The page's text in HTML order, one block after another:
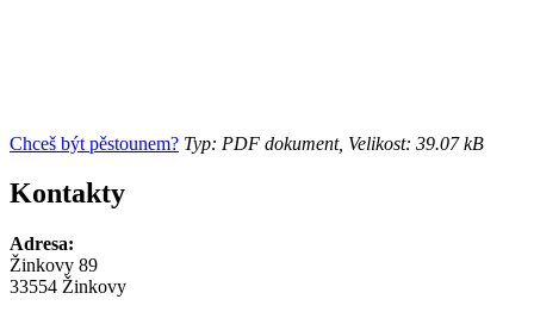
Chceš být pěstounem? Typ: PDF dokument, Velikost: 39.07 kB
Kontakty
Adresa:
Žinkovy 89
33554 Žinkovy